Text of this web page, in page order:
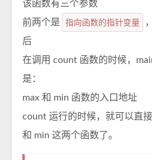
该函数有三个参数
前两个是
指向函数的指针变量
后
在调用 count 函数的时候，
是：
max 和 min 函数的入口地址
count 运行的时候，就可以直
和 min 这两个函数了。